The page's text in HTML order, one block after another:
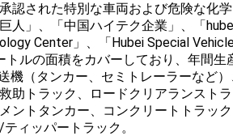
認された特別な車両および危険な化
人」、「中国ハイテク企業」、「
Center」、「Hubei Special
トルの面積をカバーしており、年間
機（タンカー、セミトレーラーなど
助トラック、ロードクリアランスト
ントタンカー、コンクリートトラッ
ィッパートラック。